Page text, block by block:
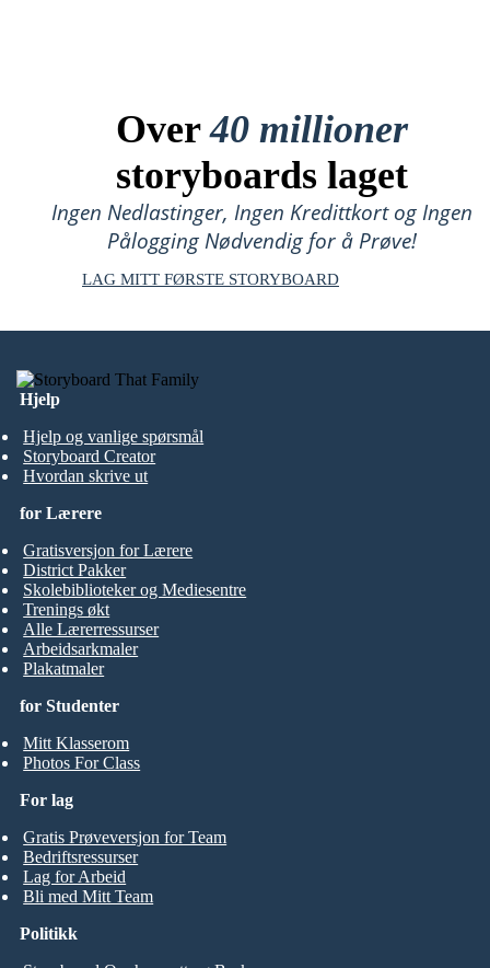
Over40 millioner
storyboards laget
Ingen Nedlastinger, Ingen Kredittkort og Ingen
Pålogging Nødvendig for å Prøve!
LAG MITT FØRSTE STORYBOARD
Hjelp
Hjelp og vanlige spørsmål
Storyboard Creator
Hvordan skrive ut
for Studenter
Mitt Klasserom
Photos For Class
for Lærere
Gratisversjon for Lærere
District Pakker
Skolebiblioteker og Mediesentre
Trenings økt
Alle Lærerressurser
Arbeidsarkmaler
Plakatmaler
For lag
Gratis Prøveversjon for Team
Bedriftsressurser
Lag for Arbeid
Bli med Mitt Team
Politikk